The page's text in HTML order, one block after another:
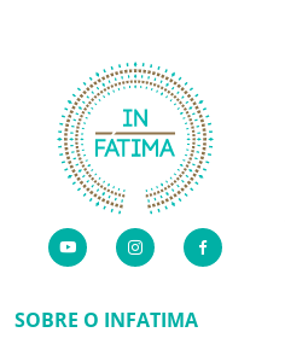
SOBRE O INFATIMA